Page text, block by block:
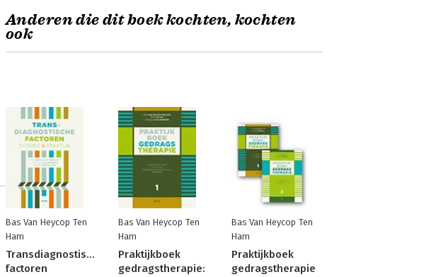
Anderen die dit boek kochten, kochten
ook
Bas Van Heycop Ten
Ham
Transdiagnostische
factoren
Bas Van Heycop Ten
Ham
Praktijkboek
gedragstherapie:
Bas Van Heycop Ten
Ham
Praktijkboek
gedragstherapie